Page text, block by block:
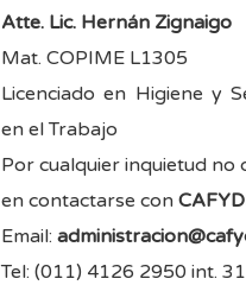
Atte. Lic. Hernán Zignaigo
Mat. COPIME L1305
Licenciado en Higiene y
en el Trabajo
Por cualquier inquietud no
en contactarse con
Email:
Tel: (011) 4126 2950 int.